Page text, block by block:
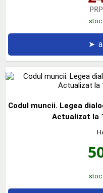
stoc
➤
Codul muncii. Legea
Actualizat la
stoc